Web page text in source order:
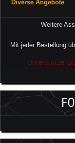
Diverse Angebote
Weitere
Mit jeder Bestellung
Unterstütze